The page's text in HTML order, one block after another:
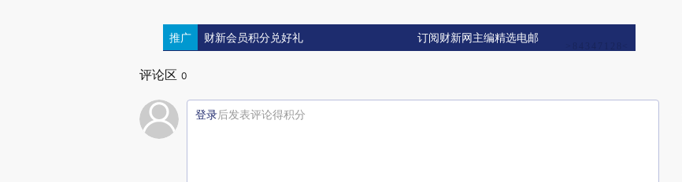
推广 财新会员积分兑好礼 订阅财新网主编精选电邮
评论区 0
登录后发表评论得积分